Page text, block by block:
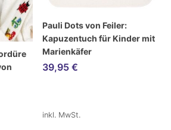
Pauli Dots von Feiler:
Kapuzentuch für Kinder mit
Marienkäfer
39,95 €
inkl. MwSt.